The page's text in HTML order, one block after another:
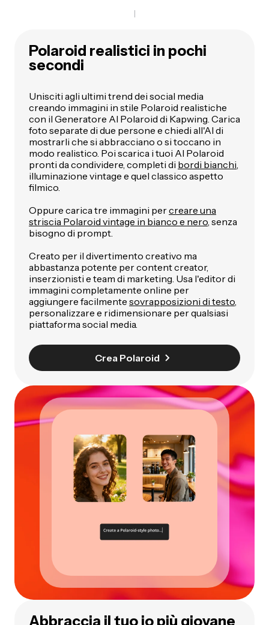
Polaroid realistici in pochi
secondi
Unisciti agli ultimi trend dei social media
creando immagini in stile Polaroid realistiche
con il Generatore AI Polaroid di Kapwing. Carica
foto separate di due persone e chiedi all'AI di
mostrarli che si abbracciano o si toccano in
modo realistico. Poi scarica i tuoi AI Polaroid
pronti da condividere, completi di bordi bianchi,
illuminazione vintage e quel classico aspetto
filmico.
Oppure carica tre immagini percreare una
striscia Polaroid vintage in bianco e nero, senza
bisogno di prompt.
Creato per il divertimento creativo ma
abbastanza potente per content creator,
inserzionisti e team di marketing. Usa l'editor di
immagini completamente online per
aggiungere facilmente sovrapposizioni di testo,
personalizzare e ridimensionare per qualsiasi
piattaforma social media.
Crea Polaroid
Abbraccia il tuo io più giovane